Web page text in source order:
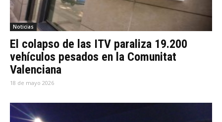
Noticias
El colapso de las ITV paraliza 19.200
vehículos pesados en la Comunitat
Valenciana
18 de mayo 2026